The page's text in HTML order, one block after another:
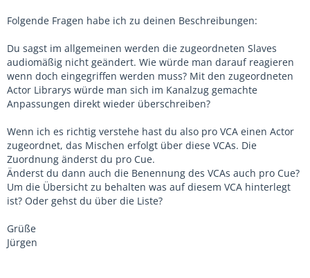
Folgende Fragen habe ich zu deinen Beschreibungen:
Du sagst im allgemeinen werden die zugeordneten Slaves
audiomäßig nicht geändert. Wie würde man darauf reagieren
wenn doch eingegriffen werden muss? Mit den zugeordneten
Actor Librarys würde man sich im Kanalzug gemachte
Anpassungen direkt wieder überschreiben?
Wenn ich es richtig verstehe hast du also pro VCA einen Actor
zugeordnet, das Mischen erfolgt über diese VCAs. Die
Zuordnung änderst du pro Cue.
Änderst du dann auch die Benennung des VCAs auch pro Cue?
Um die Übersicht zu behalten was auf diesem VCA hinterlegt
ist? Oder gehst du über die Liste?
Grüße
Jürgen